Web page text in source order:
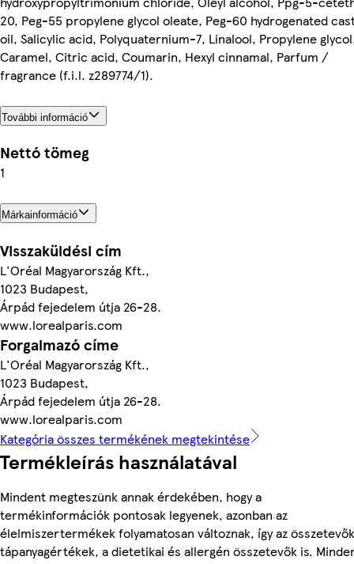
20, Peg-55 propylene glycol oleate, Peg-60 hydrogenated
oil, Salicylic acid, Polyquaternium-7, Linalool, Propylene
Caramel, Citric acid, Coumarin, Hexyl cinnamal, Parfum /
fragrance (f.i.l. z289774/1).
További információ
Nettó tömeg
1
Márkainformáció
Visszaküldési cím
L'Oréal Magyarország Kft.,
1023 Budapest,
Árpád fejedelem útja 26-28.
www.lorealparis.com
Forgalmazó címe
L'Oréal Magyarország Kft.,
1023 Budapest,
Árpád fejedelem útja 26-28.
www.lorealparis.com
Kategória összes termékének megtekintése
Termékleírás használatával
Mindent megteszünk annak érdekében, hogy a
termékinformációk pontosak legyenek, azonban az
élelmiszertermékek folyamatosan változnak, így az
tápanyagértékek, a dietetikai és allergén összetevők is.